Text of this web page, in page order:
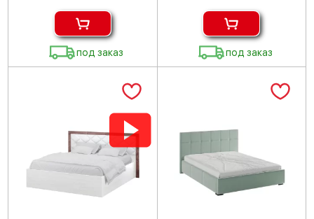
под заказ под заказ